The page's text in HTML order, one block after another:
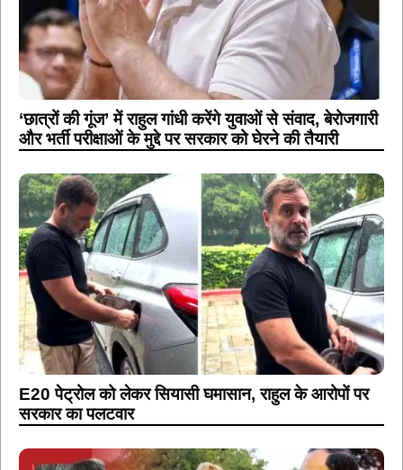
‘छात्रों की गूंज’ में राहुल गांधी करेंगे युवाओं से संवाद, बेरोजगारी
और भर्ती परीक्षाओं के मुद्दे पर सरकार को घेरने की तैयारी
E20 पेट्रोल को लेकर सियासी घमासान, राहुल के आरोपों पर
सरकार का पलटवार